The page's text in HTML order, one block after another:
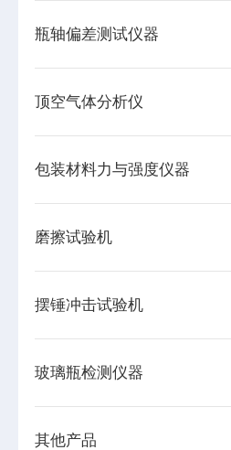
瓶轴偏差测试仪器
顶空气体分析仪
包装材料力与强度仪器
磨擦试验机
摆锤冲击试验机
玻璃瓶检测仪器
其他产品